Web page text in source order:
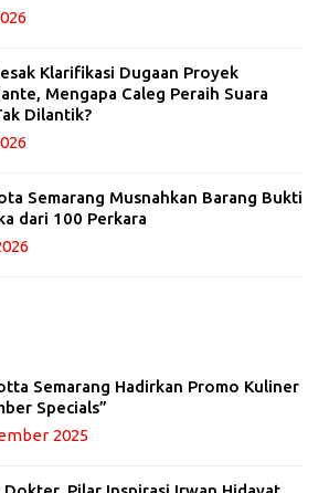
Klarifikasi Dugaan Proyek
Mengapa Caleg Peraih Suara
Dilantik?
Semarang Musnahkan Barang Bukti
dari 100 Perkara
Semarang Hadirkan Promo Kuliner
Specials”
2025